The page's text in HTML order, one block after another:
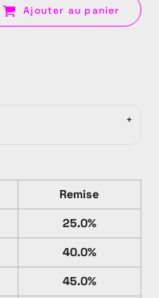
Ajouter au panier
Remise
25.0%
40.0%
45.0%